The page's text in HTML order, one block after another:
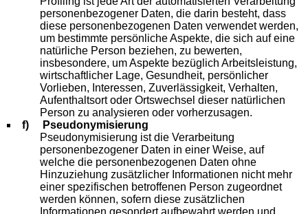
personenbezogener Daten, die darin besteht, dass
diese personenbezogenen Daten verwendet werden,
um bestimmte persönliche Aspekte, die sich auf eine
natürliche Person beziehen, zu bewerten,
insbesondere, um Aspekte bezüglich Arbeitsleistung,
wirtschaftlicher Lage, Gesundheit, persönlicher
Vorlieben, Interessen, Zuverlässigkeit, Verhalten,
Aufenthaltsort oder Ortswechsel dieser natürlichen
Person zu analysieren oder vorherzusagen.
f) Pseudonymisierung
Pseudonymisierung ist die Verarbeitung
personenbezogener Daten in einer Weise, auf
welche die personenbezogenen Daten ohne
Hinzuziehung zusätzlicher Informationen nicht mehr
einer spezifischen betroffenen Person zugeordnet
werden können, sofern diese zusätzlichen
Informationen gesondert aufbewahrt werden und